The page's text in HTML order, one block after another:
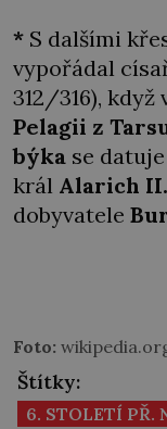
* S dalšími
vypořádal
312/316),
Pelagii z
býka se
král Alarich II.
dobyvatele
Foto:
Štítky:
6. STOLETÍ PŘ.